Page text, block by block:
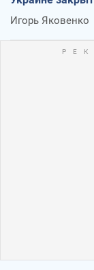
Игорь Яковенко